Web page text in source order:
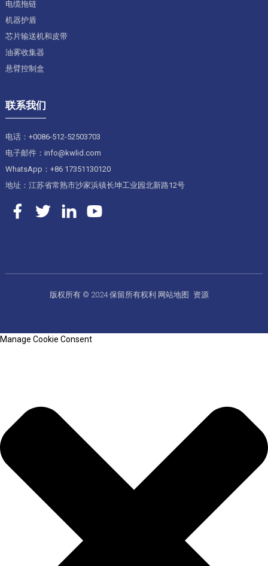
电缆拖链
机器护盾
芯片输送机和皮带
油雾收集器
悬臂控制盒
联系我们
电话：+0086-512-52503703
电子邮件：info@kwlid.com
WhatsApp：+86 17351130120
地址：江苏省常熟市沙家浜镇长坤工业园北新路12号
版权所有 © 2024 保留所有权利 网站地图 资源
Manage Cookie Consent